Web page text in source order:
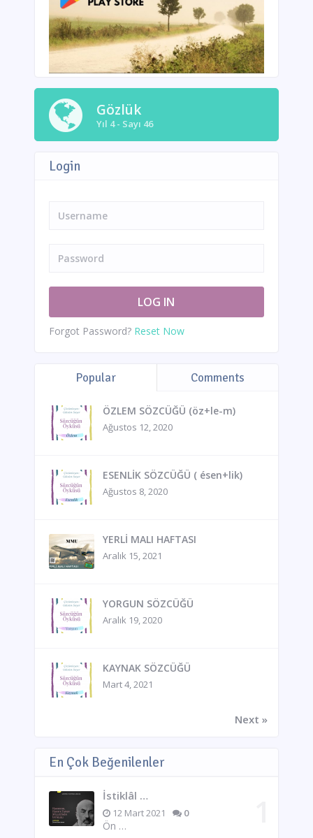
Gözlük
Yıl 4 - Sayı 46
Login
Forgot Password? Reset Now
Popular Comments
ÖZLEM SÖZCÜĞÜ (öz+le-m)
Ağustos 12, 2020
ESENLİK SÖZCÜĞÜ ( ésen+lik)
Ağustos 8, 2020
YERLİ MALI HAFTASI
Aralık 15, 2021
YORGUN SÖZCÜĞÜ
Aralık 19, 2020
KAYNAK SÖZCÜĞÜ
Mart 4, 2021
Next »
En Çok Beğenilenler
İstiklâl …
12 Mart 2021 0
Ön …